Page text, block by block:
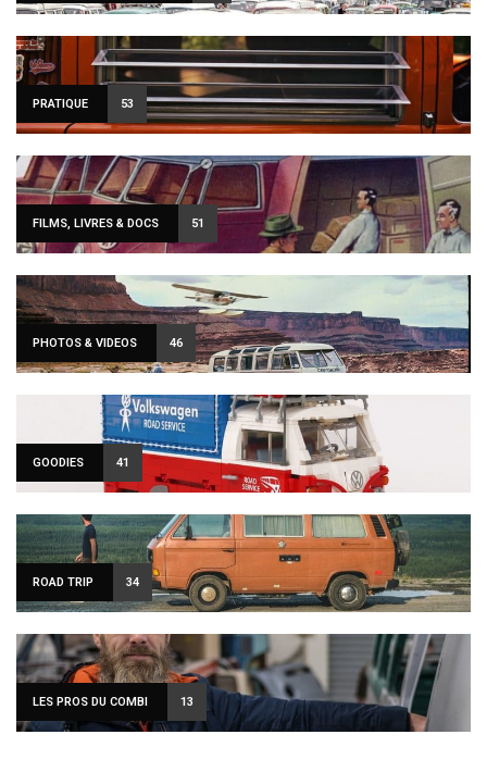
PRATIQUE 53
FILMS, LIVRES & DOCS 51
PHOTOS & VIDEOS 46
GOODIES 41
ROAD TRIP 34
LES PROS DU COMBI 13